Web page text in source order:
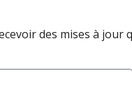
des mises à jour